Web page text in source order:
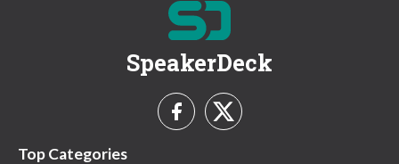
SpeakerDeck
Top Categories